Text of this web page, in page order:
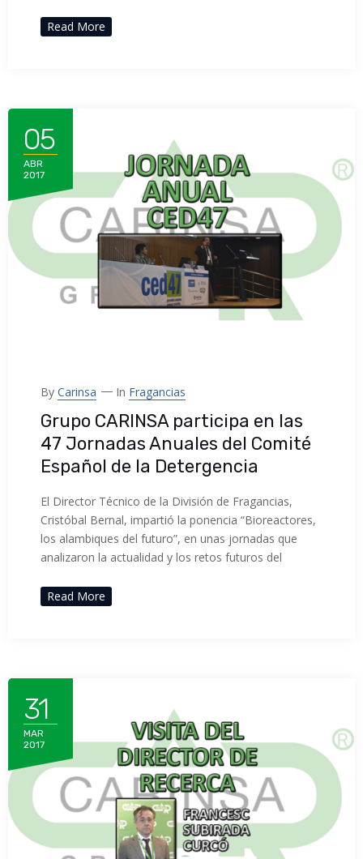
Read More
05
ABR
2017
By Carinsa In Fragancias
Grupo CARINSA participa en las
47 Jornadas Anuales del Comité
Español de la Detergencia
El Director Técnico de la División de Fragancias,
Cristóbal Bernal, impartió la ponencia “Bioreactores,
los alambiques del futuro”, en unas jornadas que
analizaron la actualidad y los retos futuros del
Read More
31
MAR
2017